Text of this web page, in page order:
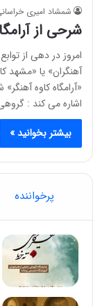
شمشاد امیری
شرحی از
امروز در دهی از
آهنگران» یا «مشهد
«آرامگاه کاوه
اشاره می کند :
بیشتر بخوانید »
پرخواننده